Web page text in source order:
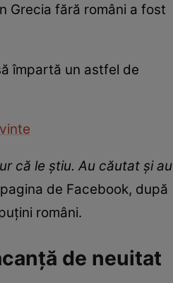
Grecia fără români a fost
împartă un astfel de
că le știu. Au căutat și au
de Facebook, după
români.
de neuitat